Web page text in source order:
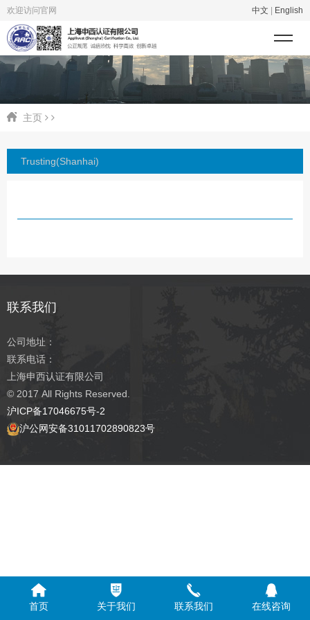
欢迎访问官网 中文 English
主页
Trusting(Shanhai)
联系我们
公司地址：
联系电话：
上海申西认证有限公司
© 2017 All Rights Reserved.
沪ICP备17046675号-2
沪公网安备31011702890823号
首页 关于我们 联系我们 在线咨询